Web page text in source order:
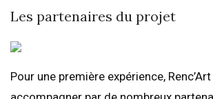
Les partenaires du projet
Pour une première expérience,